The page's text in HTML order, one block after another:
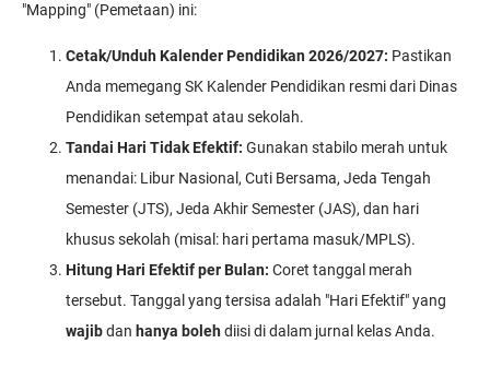
"Mapping" (Pemetaan) ini:
Cetak/Unduh Kalender Pendidikan 2026/2027: Pastikan
Anda memegang SK Kalender Pendidikan resmi dari Dinas
Pendidikan setempat atau sekolah.
Tandai Hari Tidak Efektif: Gunakan stabilo merah untuk
menandai: Libur Nasional, Cuti Bersama, Jeda Tengah
Semester (JTS), Jeda Akhir Semester (JAS), dan hari
khusus sekolah (misal: hari pertama masuk/MPLS).
Hitung Hari Efektif per Bulan: Coret tanggal merah
tersebut. Tanggal yang tersisa adalah "Hari Efektif" yang
wajibdan hanya bolehdiisi di dalam jurnal kelas Anda.